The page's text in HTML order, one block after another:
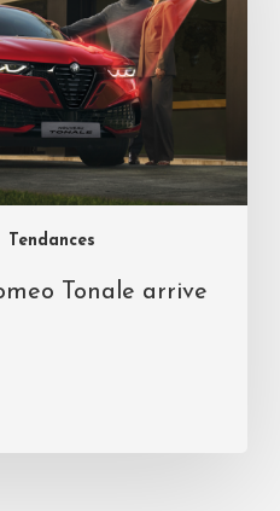
Tendances
Tonale arrive